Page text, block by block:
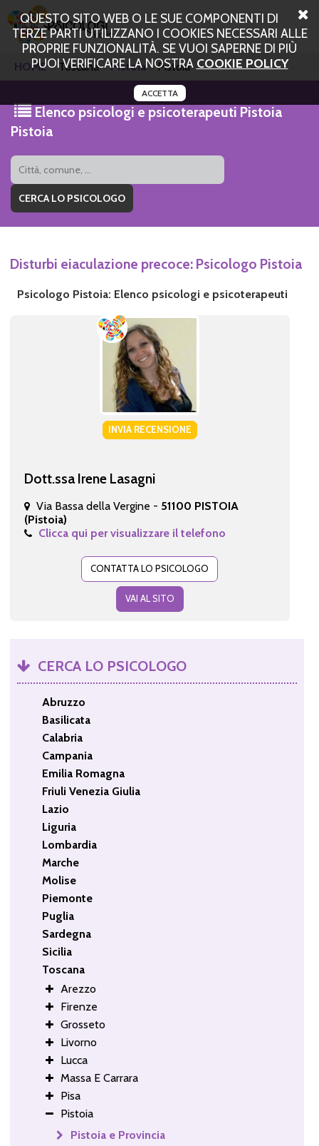
QUESTO SITO WEB O LE SUE COMPONENTI DI
TERZE PARTI UTILIZZANO I COOKIES NECESSARI ALLE
PROPRIE FUNZIONALITÀ. SE VUOI SAPERNE DI PIÙ
PUOI VERIFICARE LA NOSTRA COOKIE POLICY
ACCETTA
HOME Toscana Pistoia Pistoia
Elenco psicologi e psicoterapeuti Pistoia
Pistoia
Disturbi eiaculazione precoce: Psicologo Pistoia
Psicologo Pistoia: Elenco psicologi e psicoterapeuti
INVIA RECENSIONE
Dott.ssa Irene Lasagni
Via Bassa della Vergine - 51100 PISTOIA
(Pistoia)
Clicca qui per visualizzare il telefono
CONTATTA LO PSICOLOGO
VAI AL SITO
CERCA LO PSICOLOGO
Abruzzo
Basilicata
Calabria
Campania
Emilia Romagna
Friuli Venezia Giulia
Lazio
Liguria
Lombardia
Marche
Molise
Piemonte
Puglia
Sardegna
Sicilia
Toscana
Arezzo
Firenze
Grosseto
Livorno
Lucca
Massa E Carrara
Pisa
Pistoia
Pistoia e Provincia